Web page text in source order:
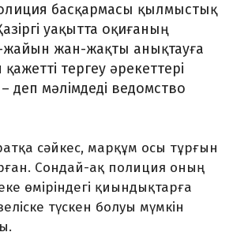
басқармасы қылмыстық
уақытта оқиғаның
жан-жақты анықтауға
тергеу әрекеттері
– деп мәлімдеді ведомство
сәйкес, марқұм осы тұрғын
Сондай-ақ полиция оның
өміріндегі қиындықтарға
түскен болуы мүмкін